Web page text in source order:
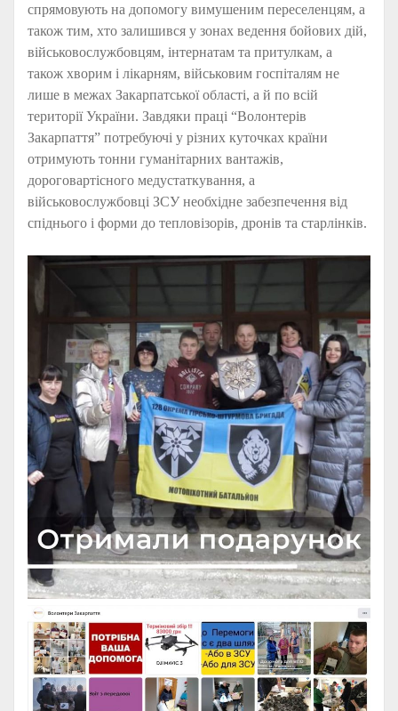
спрямовують на допомогу вимушеним переселенцям, а
також тим, хто залишився у зонах ведення бойових дій,
військовослужбовцям, інтернатам та притулкам, а
також хворим і лікарням, військовим госпіталям не
лише в межах Закарпатської області, а й по всій
території України. Завдяки праці “Волонтерів
Закарпаття” потребуючі у різних куточках країни
отримують тонни гуманітарних вантажів,
дороговартісного медустаткування, а
військовослужбовці ЗСУ необхідне забезпечення від
спіднього і форми до тепловізорів, дронів та старлінків.